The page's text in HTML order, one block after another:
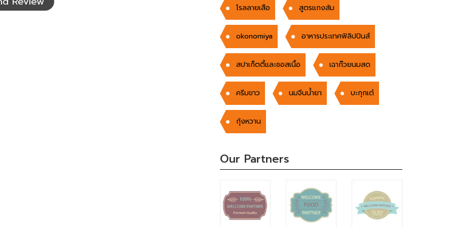
โรลลายเสือ สูตรแกงส้ม
okonomiya อาหารประเทศฟิลิปปินส์
สปาเก็ตตี้และซอสเนื้อ เฉาก๊วยนมสด
ครีมขาว นมจีนน้ำยา บะกุกเต๋
กุ้งหวาน
Our Partners